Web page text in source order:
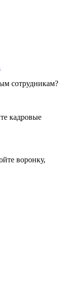
сотрудникам?
кадровые
воронку,